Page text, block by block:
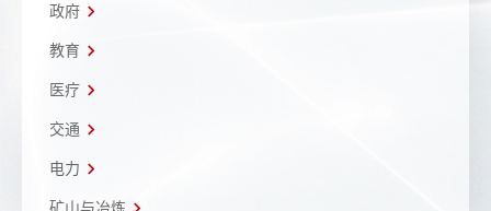
政府
教育
医疗
交通
电力